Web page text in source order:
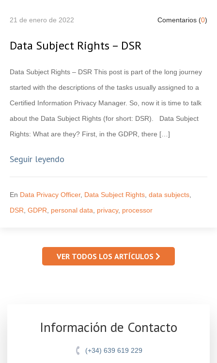
21 de enero de 2022 Comentarios (0)
Data Subject Rights – DSR
Data Subject Rights – DSR This post is part of the long journey
started with the descriptions of the tasks usually assigned to a
Certified Information Privacy Manager. So, now it is time to talk
about the Data Subject Rights (for short: DSR). Data Subject
Rights: What are they? First, in the GDPR, there […]
Seguir leyendo
En Data Privacy Officer, Data Subject Rights data subjects
DSR GDPR personal data privacy, processor
VER TODOS LOS ARTÍCULOS
Información de Contacto
(+34) 639 619 229